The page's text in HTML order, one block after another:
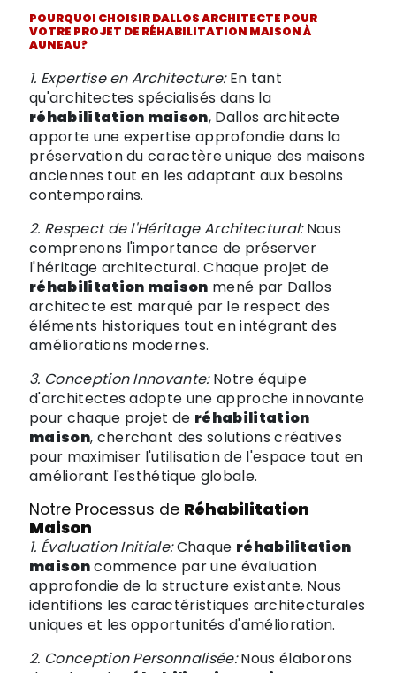
POURQUOI CHOISIR DALLOS ARCHITECTE POUR
VOTRE PROJET DE RÉHABILITATION MAISONÀ
AUNEAU?
1. Expertise en Architecture:En tant
qu'architectes spécialisés dans la
réhabilitation maison, Dallos architecte
apporte une expertise approfondie dans la
préservation du caractère unique des maisons
anciennes tout en les adaptant aux besoins
contemporains.
2. Respect de l'Héritage Architectural:Nous
comprenons l'importance de préserver
l'héritage architectural. Chaque projet de
réhabilitation maison mené par Dallos
architecte est marqué par le respect des
éléments historiques tout en intégrant des
améliorations modernes.
3. Conception Innovante:Notre équipe
d'architectes adopte une approche innovante
pour chaque projet de réhabilitation
maison, cherchant des solutions créatives
pour maximiser l'utilisation de l'espace tout en
améliorant l'esthétique globale.
Notre Processus de Réhabilitation
Maison
1. Évaluation Initiale:Chaque réhabilitation
maisoncommence par une évaluation
approfondie de la structure existante. Nous
identifions les caractéristiques architecturales
uniques et les opportunités d'amélioration.
2. Conception Personnalisée:Nous élaborons